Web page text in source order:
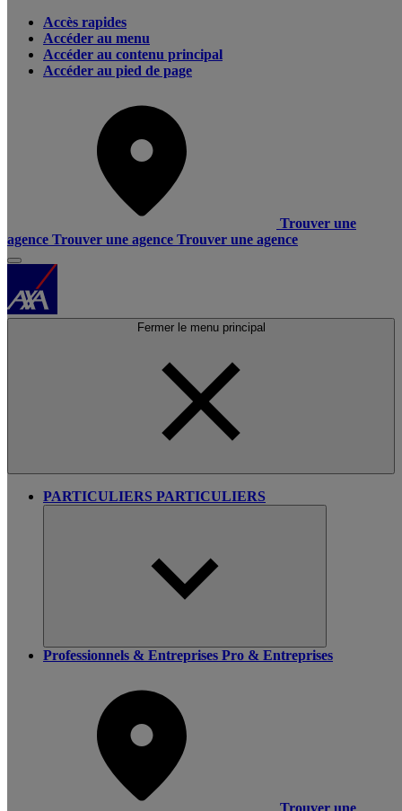
Accès rapides
Accéder au menu
Accéder au contenu principal
Accéder au pied de page
Trouver une
agence Trouver une agence Trouver une agence
Fermer le menu principal
PARTICULIERS PARTICULIERS
Professionnels & Entreprises Pro & Entreprises
Trouver une